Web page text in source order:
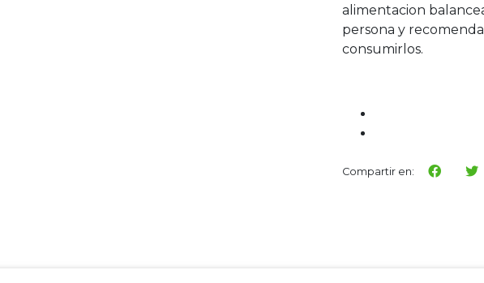
alimentacion
persona y
consumirlos.
Compartir en: